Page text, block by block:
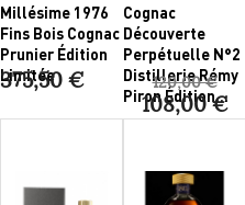
Millésime 1976
Fins Bois Cognac
Prunier Édition
Limitée
375,50 €
Cognac
Découverte
Perpétuelle N°2
Distillerie Rémy
Piron Édition...
120,00 €
108,00 €